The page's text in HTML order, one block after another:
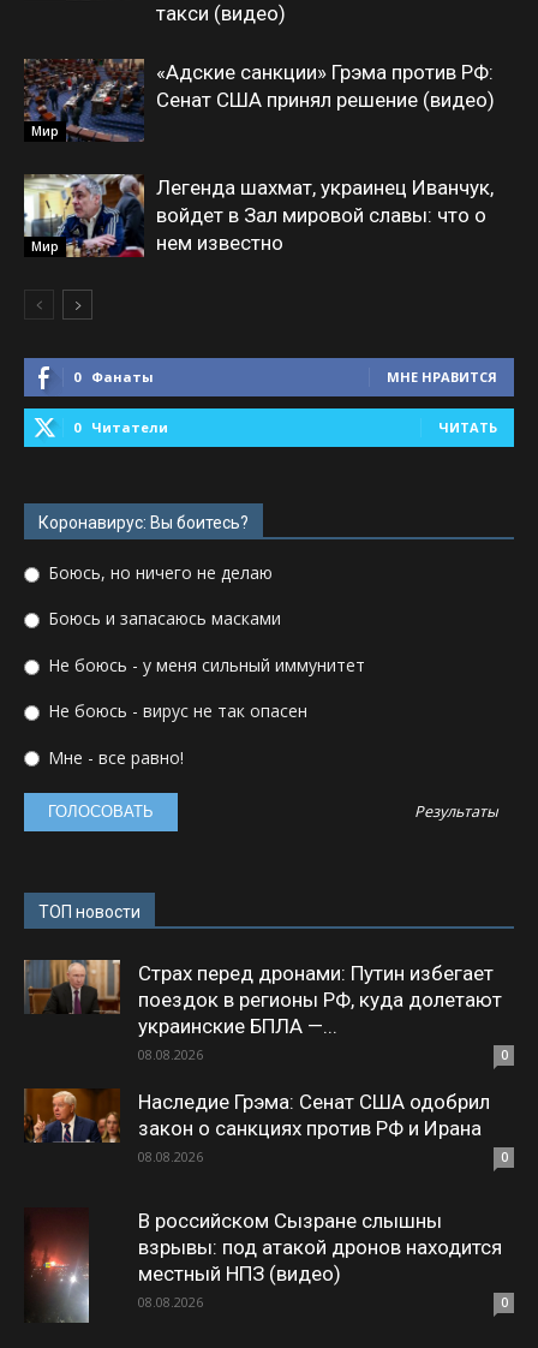
такси (видео)
Мир
«Адские санкции» Грэма против РФ:
Сенат США принял решение (видео)
Мир
Легенда шахмат, украинец Иванчук,
войдет в Зал мировой славы: что о
нем известно
0 Фанаты МНЕ НРАВИТСЯ
0 Читатели ЧИТАТЬ
Коронавирус: Вы боитесь?
Боюсь, но ничего не делаю
Боюсь и запасаюсь масками
Не боюсь - у меня сильный иммунитет
Не боюсь - вирус не так опасен
Мне - все равно!
Результаты
ТОП новости
Страх перед дронами: Путин избегает
поездок в регионы РФ, куда долетают
украинские БПЛА —...
08.08.2026 0
Наследие Грэма: Сенат США одобрил
закон о санкциях против РФ и Ирана
08.08.2026 0
В российском Сызране слышны
взрывы: под атакой дронов находится
местный НПЗ (видео)
08.08.2026 0